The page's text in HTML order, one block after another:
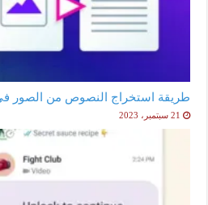
طريقة استخراج النصوص من الصور
21 سبتمبر، 2023